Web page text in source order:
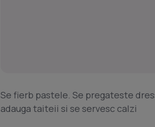
Se fierb pastele. Se pregateste
adauga taiteii si se servesc calzi